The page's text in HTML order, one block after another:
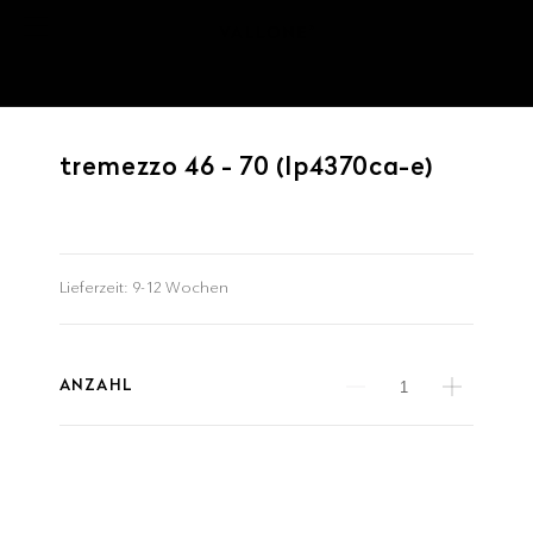
tremezzo 46 - 70 (lp4370ca-e)
Lieferzeit: 9-12 Wochen
ANZAHL